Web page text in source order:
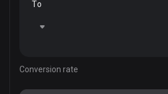
To
Conversion rate